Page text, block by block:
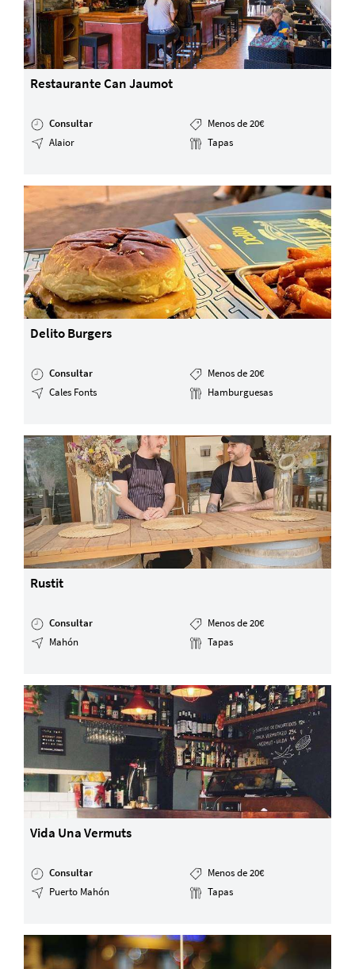
Restaurante Can Jaumot
Consultar
Menos de 20€
Alaior
Tapas
Delito Burgers
Consultar
Menos de 20€
Cales Fonts
Hamburguesas
Rustit
Consultar
Menos de 20€
Mahón
Tapas
Vida Una Vermuts
Consultar
Menos de 20€
Puerto Mahón
Tapas